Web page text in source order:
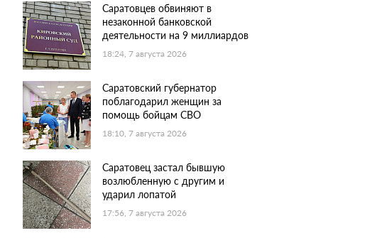
Саратовцев обвиняют в
незаконной банковской
деятельности на 9 миллиардов
18:24, 7 августа 2026
Саратовский губернатор
поблагодарил женщин за
помощь бойцам СВО
18:10, 7 августа 2026
Саратовец застал бывшую
возлюбленную с другим и
ударил лопатой
17:56, 7 августа 2026